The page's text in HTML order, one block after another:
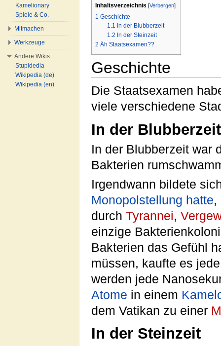
Inhaltsverzeichnis [Verbergen]
1 Geschichte
1.1 In der Blubberzeit
1.2 In der Steinzeit
2 Äh Staatsexamen??
Geschichte
Die Staatsexamen
viele verschiedene
In der Blubberzeit
In der Blubberzeit war
Bakterien
Irgendwann bildete
Monopolstellung hatte,
durch Tyrannei,
einzige
Bakterien das Gefühl
müssen, kaufte es
werden jede
Atome in einem
dem Vatikan zu einer
In der Steinzeit
Kamelionary
Spiele & Co.
Mitmachen
Werkzeuge
Andere Wikis
Stupidedia
Wikipedia (de)
Wikipedia (en)